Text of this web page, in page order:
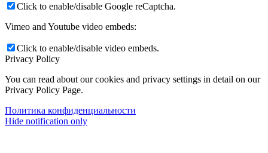
Click to enable/disable Google reCaptcha.
Vimeo and Youtube video embeds:
Click to enable/disable video embeds.
Privacy Policy
You can read about our cookies and privacy settings in detail on our
Privacy Policy Page.
Политика конфиденциальности
Hide notification only